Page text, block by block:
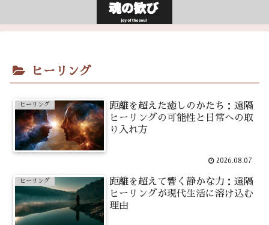
ヒーリング
ヒーリング
距離を超えた癒しのかたち：遠隔
ヒーリングの可能性と日常への取
り入れ方
2026.08.07
ヒーリング
距離を超えて響く静かな力：遠隔
ヒーリングが現代生活に溶け込む
理由